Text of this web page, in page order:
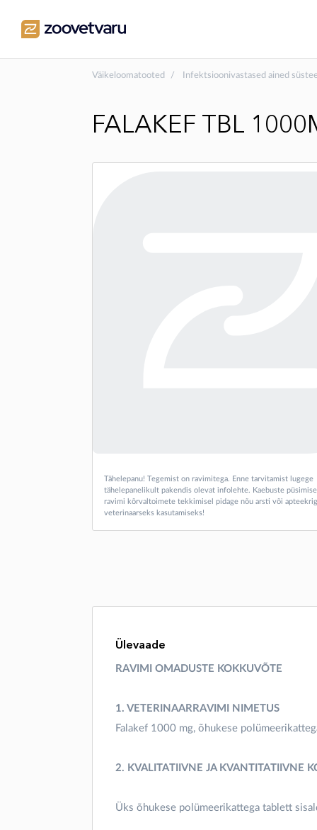
Väikeloomatooted Infektsioonivastased ained
FALAKEF TBL
Tähelepanu! Tegemist on ravimitega. Enne tarvitamist lugege
tähelepanelikult pakendis olevat infolehte. Kaebuste
ravimi kõrvaltoimete tekkimisel pidage nõu arsti või
veterinaarseks kasutamiseks!
Ülevaade
RAVIMI OMADUSTE KOKKUVÕTE
1. VETERINAARRAVIMI NIMETUS
Falakef 1000 mg, õhukese
2. KVALITATIIVNE JA KVANTITATIIVNE
Üks õhukese polümeerikattega tablett